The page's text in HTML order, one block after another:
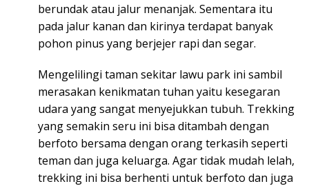
berundak atau jalur menanjak. Sementara itu
pada jalur kanan dan kirinya terdapat banyak
pohon pinus yang berjejer rapi dan segar.
Mengelilingi taman sekitar lawu park ini sambil
merasakan kenikmatan tuhan yaitu kesegaran
udara yang sangat menyejukkan tubuh. Trekking
yang semakin seru ini bisa ditambah dengan
berfoto bersama dengan orang terkasih seperti
teman dan juga keluarga. Agar tidak mudah lelah,
trekking ini bisa berhenti untuk berfoto dan juga